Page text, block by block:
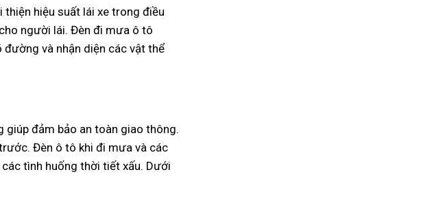
hiệu suất lái xe trong điều
người lái. Đèn đi mưa ô tô
và nhận diện các vật thể
đảm bảo an toàn giao thông.
Đèn ô tô khi đi mưa và các
tình huống thời tiết xấu. Dưới